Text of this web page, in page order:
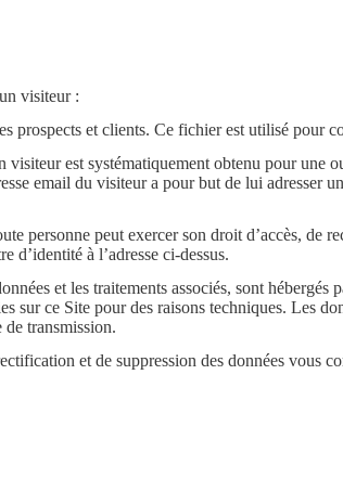
visiteur :
et clients. Ce fichier est utilisé pour
visiteur est systématiquement obtenu pour
email du visiteur a pour but de lui
personne peut exercer son droit d’accès, de
d’identité à l’adresse ci-dessus.
et les traitements associés, sont
sur ce Site pour des raisons techniques. Les
transmission.
et de suppression des données vous